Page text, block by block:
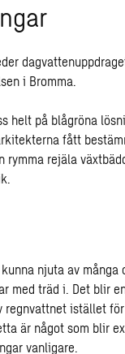
i Bromma.
helt på blågröna
fått
rymma rejäla
njuta av många
med träd i. Det blir
regnvattnet istället
är något som blir
vanligare.